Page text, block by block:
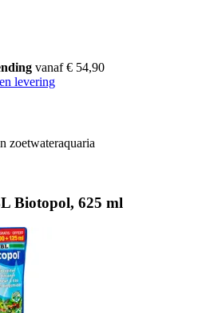
vanaf € 54,90
levering
zoetwateraquaria
Biotopol, 625 ml